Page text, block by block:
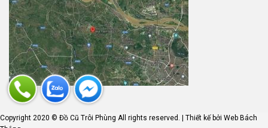
Copyright 2020 © Đồ Cũ Trôi Phùng All rights reserved. | Thiết kế bởi Web Bách